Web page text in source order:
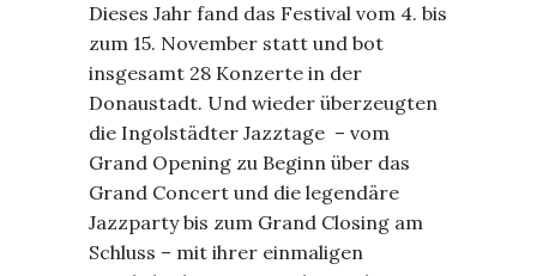
Dieses Jahr fand das Festival vom 4. bis
zum 15. November statt und bot
insgesamt 28 Konzerte in der
Donaustadt. Und wieder überzeugten
die Ingolstädter Jazztage – vom
Grand Opening zu Beginn über das
Grand Concert und die legendäre
Jazzparty bis zum Grand Closing am
Schluss – mit ihrer einmaligen